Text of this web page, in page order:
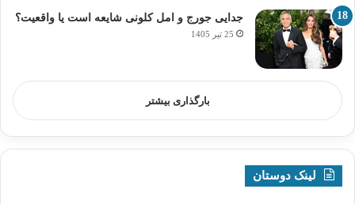
جدایی جورج و امل کلونی شایعه است یا واقعیت؟
25 تیر 1405
بارگذاری بیشتر
لینک دوستان